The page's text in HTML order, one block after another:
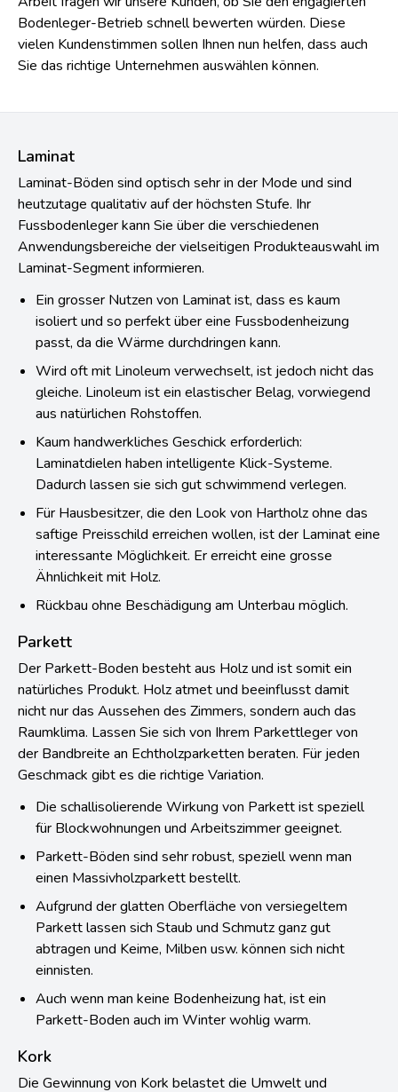
Bodenleger-Betrieb schnell bewerten würden. Diese
vielen Kundenstimmen sollen Ihnen nun helfen, dass auch
Sie das richtige Unternehmen auswählen können.
Laminat
Laminat-Böden sind optisch sehr in der Mode und sind
heutzutage qualitativ auf der höchsten Stufe. Ihr
Fussbodenleger kann Sie über die verschiedenen
Anwendungsbereiche der vielseitigen Produkteauswahl im
Laminat-Segment informieren.
Ein grosser Nutzen von Laminat ist, dass es kaum
isoliert und so perfekt über eine Fussbodenheizung
passt, da die Wärme durchdringen kann.
Wird oft mit Linoleum verwechselt, ist jedoch nicht das
gleiche. Linoleum ist ein elastischer Belag, vorwiegend
aus natürlichen Rohstoffen.
Kaum handwerkliches Geschick erforderlich:
Laminatdielen haben intelligente Klick-Systeme.
Dadurch lassen sie sich gut schwimmend verlegen.
Für Hausbesitzer, die den Look von Hartholz ohne das
saftige Preisschild erreichen wollen, ist der Laminat eine
interessante Möglichkeit. Er erreicht eine grosse
Ähnlichkeit mit Holz.
Rückbau ohne Beschädigung am Unterbau möglich.
Parkett
Der Parkett-Boden besteht aus Holz und ist somit ein
natürliches Produkt. Holz atmet und beeinflusst damit
nicht nur das Aussehen des Zimmers, sondern auch das
Raumklima. Lassen Sie sich von Ihrem Parkettleger von
der Bandbreite an Echtholzparketten beraten. Für jeden
Geschmack gibt es die richtige Variation.
Die schallisolierende Wirkung von Parkett ist speziell
für Blockwohnungen und Arbeitszimmer geeignet.
Parkett-Böden sind sehr robust, speziell wenn man
einen Massivholzparkett bestellt.
Aufgrund der glatten Oberfläche von versiegeltem
Parkett lassen sich Staub und Schmutz ganz gut
abtragen und Keime, Milben usw. können sich nicht
einnisten.
Auch wenn man keine Bodenheizung hat, ist ein
Parkett-Boden auch im Winter wohlig warm.
Kork
Die Gewinnung von Kork belastet die Umwelt und